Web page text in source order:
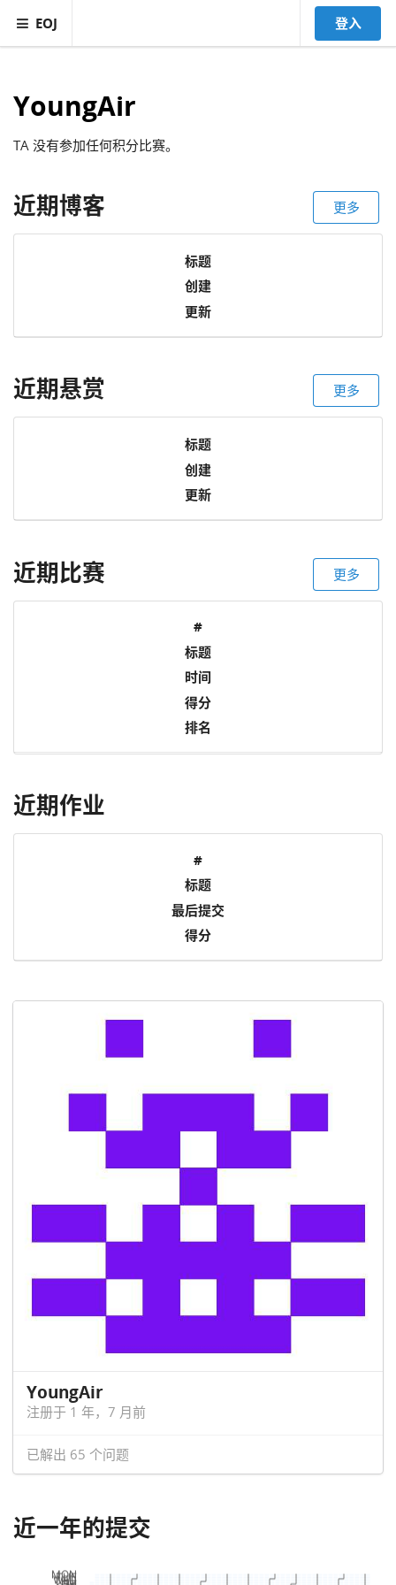
EOJ 登入
YoungAir
TA 没有参加任何积分比赛。
近期博客 更多
标题
创建
更新
近期悬赏 更多
标题
创建
更新
近期比赛 更多
#
标题
时间
得分
排名
近期作业
#
标题
最后提交
得分
YoungAir
注册于 1 年，7 月前
已解出 65 个问题
近一年的提交